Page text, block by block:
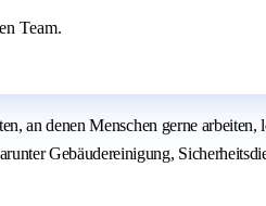
Team.
an denen Menschen gerne
Gebäudereinigung,